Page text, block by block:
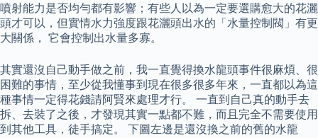
噴射能力是否均勻都有影響；有些人以為一定要選購愈大的花灑
頭才可以，但實情水力強度跟花灑頭出水的「水量控制閥」有更
大關係， 它會控制出水量多寡。
其實還沒自己動手做之前，我一直覺得換水龍頭事件很麻煩、很
困難的事情，至少從我懂事到現在很多很多年來，一直都以為這
種事情一定得花錢請阿賢來處理才行。 一直到自己真的動手去
拆、去裝了之後，才發現其實一點都不難，而且完全不需要使用
到其他工具，徒手搞定。 下圖左邊是還沒換之前的舊的水龍